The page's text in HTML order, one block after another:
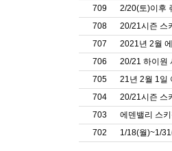
709
2/20(토)이후
708
20/21시즌 스
707
2021년 2월
706
20/21 하이원
705
21년 2월 1일
704
20/21시즌 스
703
에덴밸리 스
702
1/18(월)~1/